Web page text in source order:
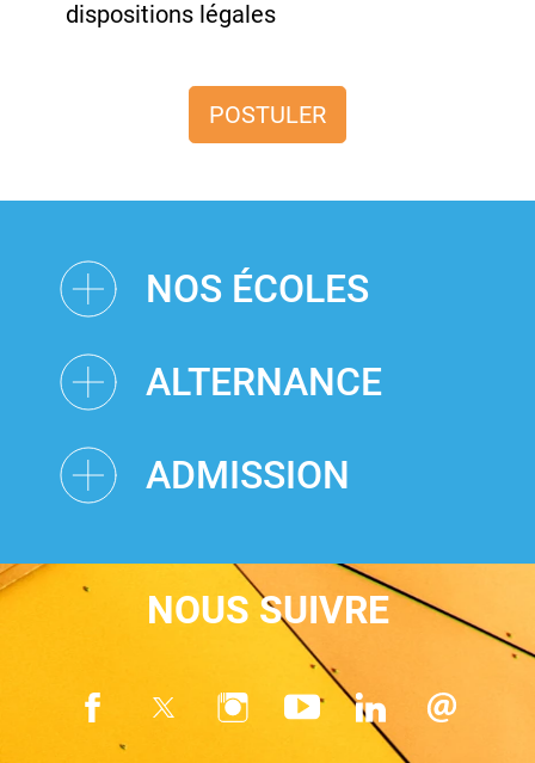
dispositions légales
POSTULER
NOS ÉCOLES
ALTERNANCE
ADMISSION
NOUS SUIVRE